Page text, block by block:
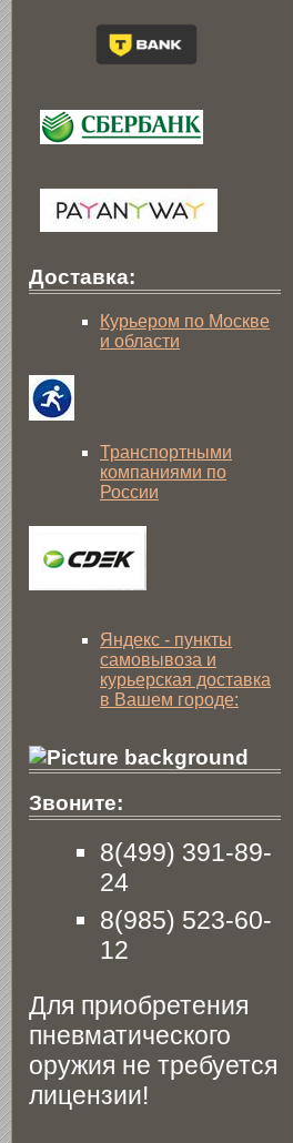
Доставка:
Курьером по Москве
и области
Транспортными
компаниями по
России
Яндекс - пункты
самовывоза и
курьерская доставка
в Вашем городе:
Звоните:
8(499) 391-89-
24
8(985) 523-60-
12
Для приобретения
пневматического
оружия не требуется
лицензии!